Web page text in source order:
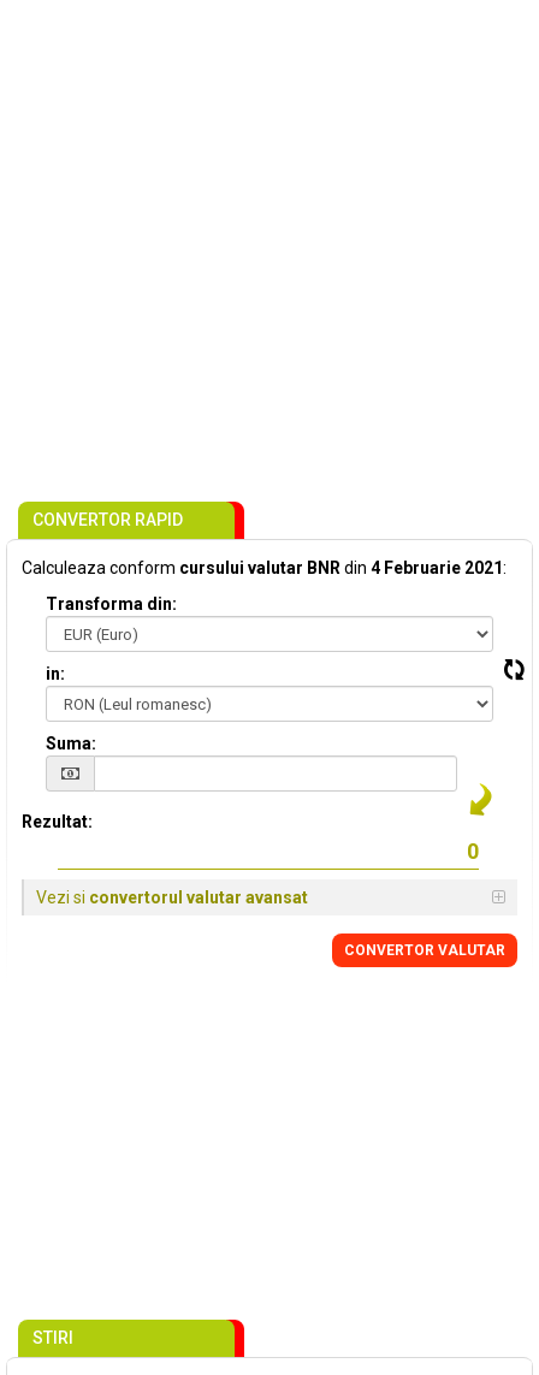
CONVERTOR RAPID
Calculeaza conform cursului valutar BNR din 4 Februarie 2021:
Transforma din:
in:
Suma:
Rezultat:
Vezi si convertorul valutar avansat
CONVERTOR VALUTAR
STIRI